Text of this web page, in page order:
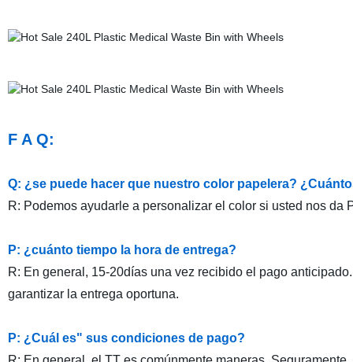
F A Q:
Q: ¿se puede hacer que nuestro color papelera?
R: Podemos ayudarle a personalizar el color si usted nos
P: ¿cuánto tiempo la hora de entrega?
R: En general, 15-20días una vez recibido el pago
garantizar la entrega oportuna.
P: ¿Cuál es" sus condiciones de pago?